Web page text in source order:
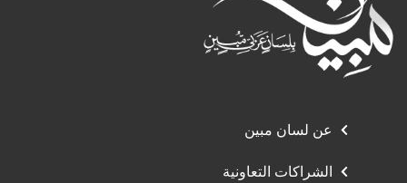
عن لسان مبين
الشراكات التعاونية